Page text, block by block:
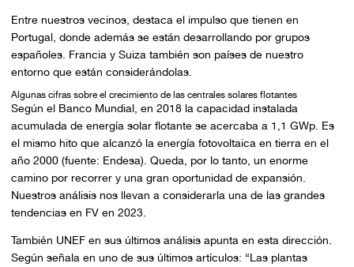
Entre nuestros vecinos, destaca el impulso que tienen en
Portugal, donde además se están desarrollando por grupos
españoles. Francia y Suiza también son países de nuestro
entorno que están considerándolas.
Algunas cifras sobre el crecimiento de las centrales solares flotantes
Según el Banco Mundial, en 2018 la capacidad instalada
acumulada de energía solar flotante se acercaba a 1,1 GWp. Es
el mismo hito que alcanzó la energía fotovoltaica en tierra en el
año 2000 (fuente: Endesa). Queda, por lo tanto, un enorme
camino por recorrer y una gran oportunidad de expansión.
Nuestros análisis nos llevan a considerarla una de las grandes
tendencias en FV en 2023.
También UNEF en sus últimos análisis apunta en esta dirección.
Según señala en uno de sus últimos artículos: “Las plantas